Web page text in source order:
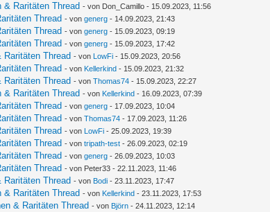
& Raritäten Thread - von Don_Camillo - 15.09.2023, 11:56
Thread - vongenerg - 14.09.2023, 21:43
Thread - vongenerg - 15.09.2023, 09:19
Thread - vongenerg - 15.09.2023, 17:42
Raritäten Thread - von LowFi - 15.09.2023, 20:56
Thread - von Kellerkind - 15.09.2023, 21:32
Raritäten Thread - vonThomas74 - 15.09.2023, 22:27
& Raritäten Thread - von Kellerkind - 16.09.2023, 07:39
Thread - vongenerg - 17.09.2023, 10:04
Thread - vonThomas74 - 17.09.2023, 11:26
Thread - von LowFi - 25.09.2023, 19:39
Thread - vontripath-test - 26.09.2023, 02:19
Thread - vongenerg - 26.09.2023, 10:03
Thread - von Peter33 - 22.11.2023, 11:46
Raritäten Thread - von Bodi - 23.11.2023, 17:47
& Raritäten Thread - von Kellerkind - 23.11.2023, 17:53
& Raritäten Thread - von Björn - 24.11.2023, 12:14